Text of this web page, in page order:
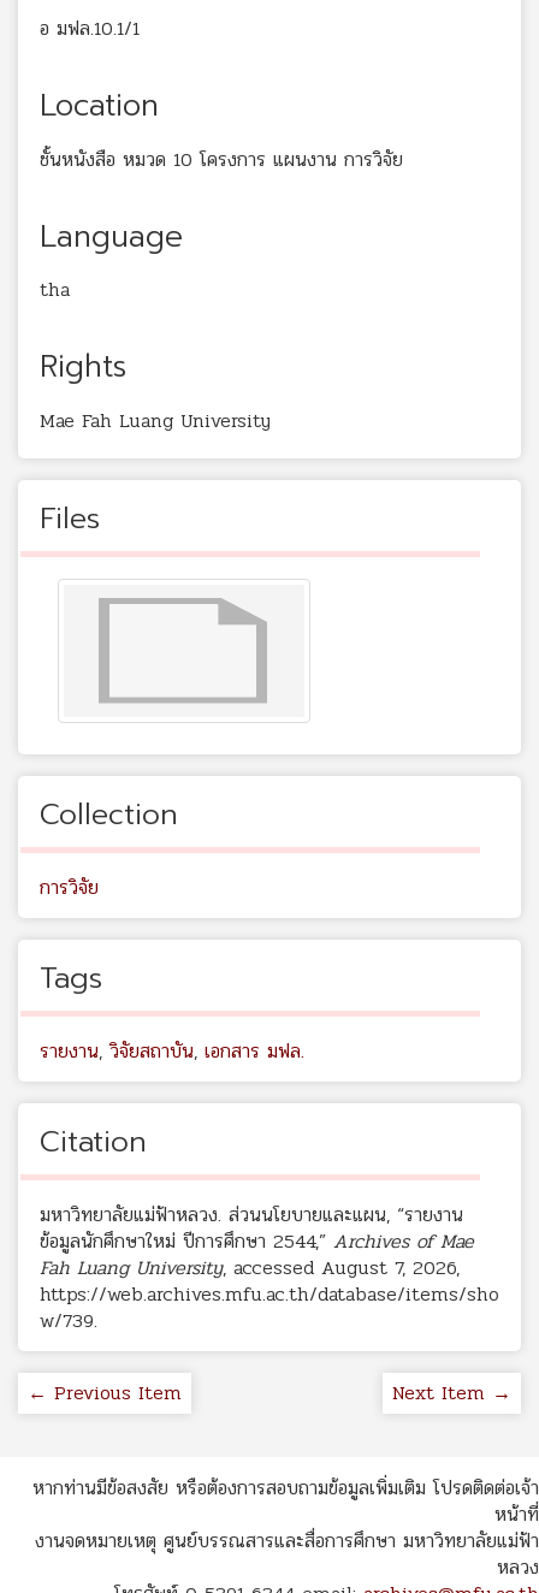
อ มฟล.10.1/1
Location
ชั้นหนังสือ หมวด 10 โครงการ แผนงาน การวิจัย
Language
tha
Rights
Mae Fah Luang University
Files
Collection
การวิจัย
Tags
รายงาน,วิจัยสถาบัน, เอกสาร มฟล.
Citation
มหาวิทยาลัยแม่ฟ้าหลวง. ส่วนนโยบายและแผน, “รายงาน
ข้อมูลนักศึกษาใหม่ ปีการศึกษา 2544,” Archives of Mae
Fah Luang University, accessed August 7, 2026,
https://web.archives.mfu.ac.th/database/items/sho
w/739.
← Previous Item Next Item →
หากท่านมีข้อสงสัย หรือต้องการสอบถามข้อมูลเพิ่มเติม โปรดติดต่อเจ้า
หน้าที่
งานจดหมายเหตุ ศูนย์บรรณสารและสื่อการศึกษา มหาวิทยาลัยแม่ฟ้า
หลวง